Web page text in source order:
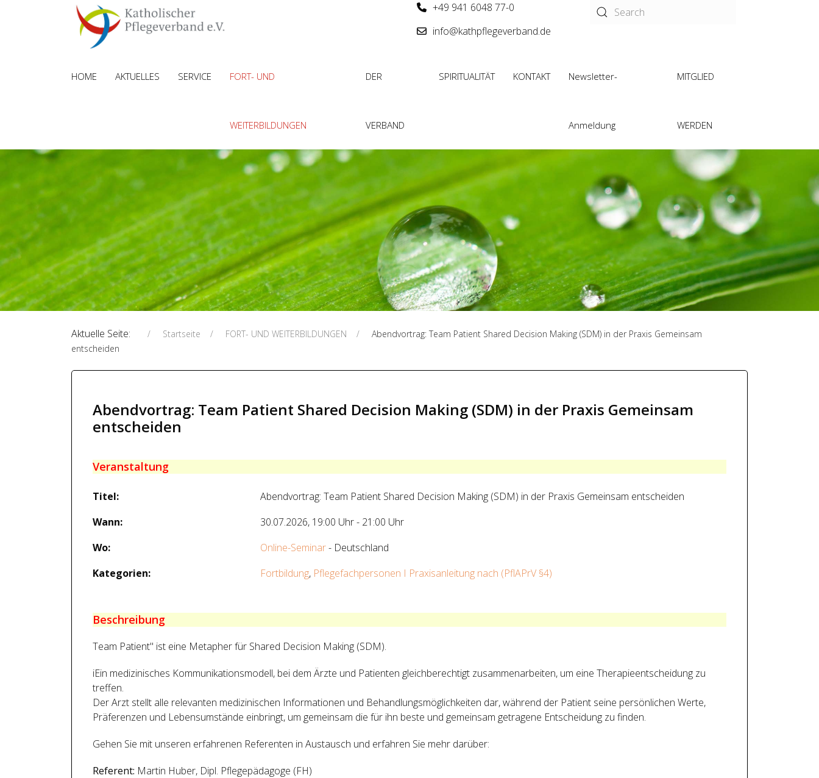
+49 941 6048 77-0
info@kathpflegeverband.de
HOME AKTUELLES SERVICE FORT- UND
WEITERBILDUNGEN
DER
VERBAND
SPIRITUALITÄT KONTAKT Newsletter-
Anmeldung
MITGLIED
WERDEN
Aktuelle Seite: Startseite FORT- UND WEITERBILDUNGEN
Abendvortrag: Team Patient Shared Decision Making (SDM) in der Praxis Gemeinsam
entscheiden
Abendvortrag: Team Patient Shared Decision Making (SDM) in der Praxis Gemeinsam
entscheiden
Veranstaltung
Titel:
Abendvortrag: Team Patient Shared Decision Making (SDM) in der Praxis Gemeinsam entscheiden
Wann:
30.07.2026, 19:00 Uhr- 21:00 Uhr
Wo:
Online-Seminar- Deutschland
Kategorien:
Fortbildung, Pflegefachpersonen I Praxisanleitung nach (PflAPrV §4)
Beschreibung
Team Patient" ist eine Metapher für Shared Decision Making (SDM).
iEin medizinisches Kommunikationsmodell, bei dem Ärzte und Patienten gleichberechtigt zusammenarbeiten, um eine Therapieentscheidung zu
treffen.
Der Arzt stellt alle relevanten medizinischen Informationen und Behandlungsmöglichkeiten dar, während der Patient seine persönlichen Werte,
Präferenzen und Lebensumstände einbringt, um gemeinsam die für ihn beste und gemeinsam getragene Entscheidung zu finden.
Gehen Sie mit unseren erfahrenen Referenten in Austausch und erfahren Sie mehr darüber:
Referent: Martin Huber, Dipl. Pflegepädagoge (FH)